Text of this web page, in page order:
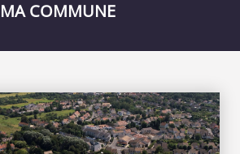
MA COMMUNE